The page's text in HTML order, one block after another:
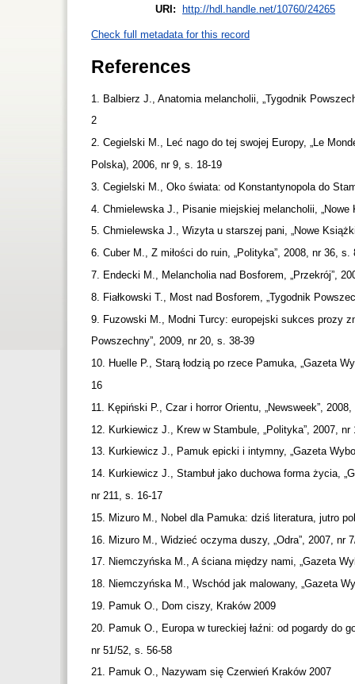
URI: http://hdl.handle.net/10760/24265
Check full metadata for this record
References
1. Balbierz J., Anatomia melancholii, „Tygodnik
2
2. Cegielski M., Leć nago do tej swojej Europy, „Le
Polska), 2006, nr 9, s. 18-19
3. Cegielski M., Oko świata: od Konstantynopola do
4. Chmielewska J., Pisanie miejskiej melancholii,
5. Chmielewska J., Wizyta u starszej pani, „Nowe
6. Cuber M., Z miłości do ruin, „Polityka”, 2008, nr 36,
7. Endecki M., Melancholia nad Bosforem, „Przekrój”,
8. Fiałkowski T., Most nad Bosforem, „Tygodnik
9. Fuzowski M., Modni Turcy: europejski sukces prozy
Powszechny”, 2009, nr 20, s. 38-39
10. Huelle P., Starą łodzią po rzece Pamuka, „Gazeta
16
11. Kępiński P., Czar i horror Orientu, „Newsweek”,
12. Kurkiewicz J., Krew w Stambule, „Polityka”, 2007,
13. Kurkiewicz J., Pamuk epicki i intymny, „Gazeta
14. Kurkiewicz J., Stambuł jako duchowa forma życia,
nr 211, s. 16-17
15. Mizuro M., Nobel dla Pamuka: dziś literatura, jutro
16. Mizuro M., Widzieć oczyma duszy, „Odra”, 2007, nr
17. Niemczyńska M., A ściana między nami, „Gazeta
18. Niemczyńska M., Wschód jak malowany, „Gazeta
19. Pamuk O., Dom ciszy, Kraków 2009
20. Pamuk O., Europa w tureckiej łaźni: od pogardy do
nr 51/52, s. 56-58
21. Pamuk O., Nazywam się Czerwień Kraków 2007